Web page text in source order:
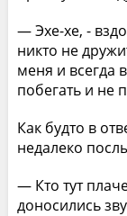
— Эхе-хе, -
никто не
меня и всегда
побегать и не
Как будто в
недалеко
— Кто тут
доносились